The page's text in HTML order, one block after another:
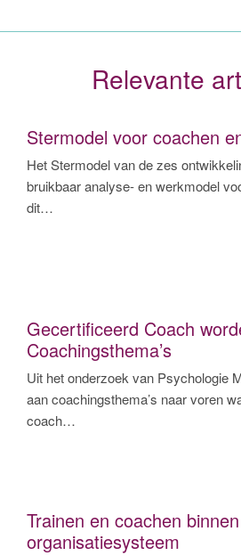
Relevante
Stermodel voor coachen
Het Stermodel van de zes
bruikbaar analyse- en werkmodel
dit…
Gecertificeerd Coach
Coachingsthema’s
Uit het onderzoek van Psychologie
aan coachingsthema’s naar voren
coach…
Trainen en coachen
organisatiesysteem